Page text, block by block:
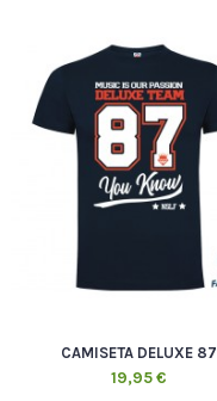
CAMISETA DELUXE 87
19,95 €